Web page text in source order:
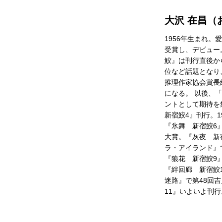
大沢 在昌（
1956年生まれ。
受賞し、デビュ
鮫』は刊行直後
位など話題とな
推理作家協会賞
になる。 以後、
ントとして期待
新宿鮫4』刊行。
『氷舞 新宿鮫6
大賞。『灰夜 新
ラ・アイランド
『狼花 新宿鮫9
『絆回廊 新宿鮫
迷路』で第48回
11』いよいよ刊行